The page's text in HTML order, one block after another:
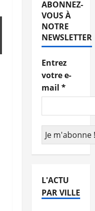
ABONNEZ-
VOUS À
NOTRE
NEWSLETTER
Entrez
votre e-
mail *
L'ACTU
PAR VILLE